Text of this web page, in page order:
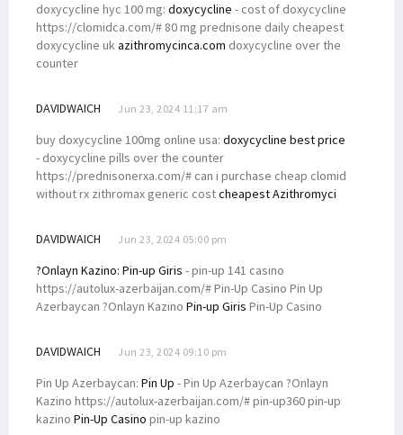
doxycycline hyc 100 mg: doxycycline - cost of doxycycline
https://clomidca.com/# 80 mg prednisone daily cheapest
doxycycline ukazithromycinca.com doxycycline over the
counter
DAVIDWAICH Jun 23, 2024 11:17 am
buy doxycycline 100mg online usa: doxycycline best price
- doxycycline pills over the counter
https://prednisonerxa.com/# can i purchase cheap clomid
without rx zithromax generic costcheapest Azithromyci
DAVIDWAICH Jun 23, 2024 05:00 pm
?Onlayn Kazino: Pin-up Giris - pin-up 141 casino
https://autolux-azerbaijan.com/# Pin-Up Casino Pin Up
Azerbaycan ?Onlayn Kazino Pin-up Giris Pin-Up Casino
DAVIDWAICH Jun 23, 2024 09:10 pm
Pin Up Azerbaycan: Pin Up - Pin Up Azerbaycan ?Onlayn
Kazino https://autolux-azerbaijan.com/# pin-up360 pin-up
kazino Pin-Up Casino pin-up kazino